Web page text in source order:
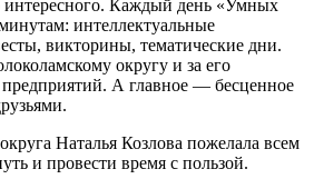
интересного. Каждый день «Умных
интеллектуальные
викторины, тематические дни.
округу и за его
А главное — бесценное
Наталья Козлова пожелала всем
и провести время с пользой.